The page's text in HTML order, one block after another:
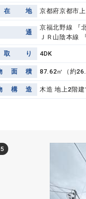
在 地 京都府京都市
通
京福北野線 『
ＪＲ山陰本線
取 り 4DK
面 積 87.62㎡（約
構 造 木造 地上2階建
5